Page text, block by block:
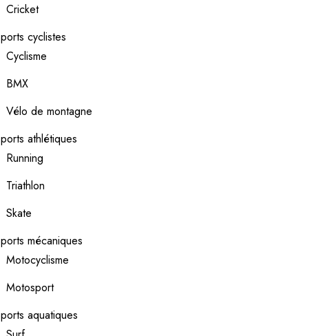
Cricket
cyclistes
Cyclisme
BMX
Vélo de montagne
athlétiques
Running
Triathlon
Skate
mécaniques
Motocyclisme
Motosport
aquatiques